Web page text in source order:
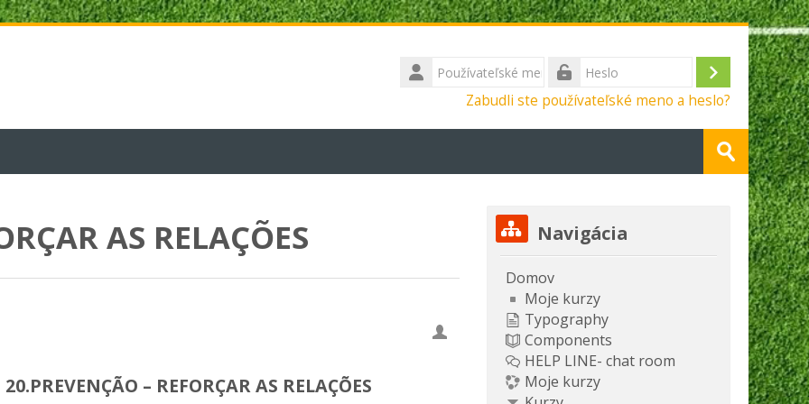
Používateľské
meno
Prihlásiť
Zabudli ste používateľské meno a heslo?
Odovzdať
AS RELAÇÕES
20.PREVENÇÃO – REFORÇAR AS RELAÇÕES
Preskočiť Navigácia
Navigácia
Domov
Moje kurzy
Typography
Components
HELP LINE- chat room
Moje kurzy